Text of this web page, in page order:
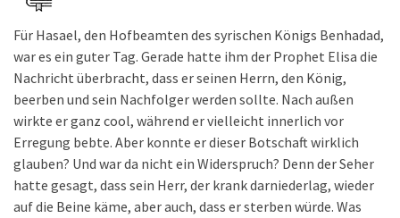
Für Hasael, den Hofbeamten des syrischen Königs Benhadad,
war es ein guter Tag. Gerade hatte ihm der Prophet Elisa die
Nachricht überbracht, dass er seinen Herrn, den König,
beerben und sein Nachfolger werden sollte. Nach außen
wirkte er ganz cool, während er vielleicht innerlich vor
Erregung bebte. Aber konnte er dieser Botschaft wirklich
glauben? Und war da nicht ein Widerspruch? Denn der Seher
hatte gesagt, dass sein Herr, der krank darniederlag, wieder
auf die Beine käme, aber auch, dass er sterben würde. Was